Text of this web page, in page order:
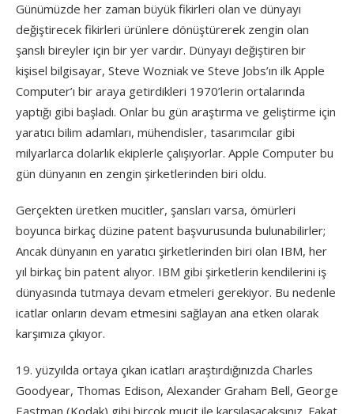
Günümüzde her zaman büyük fikirleri olan ve dünyayı
değiştirecek fikirleri ürünlere dönüştürerek zengin olan
şanslı bireyler için bir yer vardır. Dünyayı değiştiren bir
kişisel bilgisayar, Steve Wozniak ve Steve Jobs’ın ilk Apple
Computer’ı bir araya getirdikleri 1970’lerin ortalarında
yaptığı gibi başladı. Onlar bu gün araştırma ve geliştirme için
yaratıcı bilim adamları, mühendisler, tasarımcılar gibi
milyarlarca dolarlık ekiplerle çalışıyorlar. Apple Computer bu
gün dünyanın en zengin şirketlerinden biri oldu.
Gerçekten üretken mucitler, şansları varsa, ömürleri
boyunca birkaç düzine patent başvurusunda bulunabilirler;
Ancak dünyanın en yaratıcı şirketlerinden biri olan IBM, her
yıl birkaç bin patent alıyor. IBM gibi şirketlerin kendilerini iş
dünyasında tutmaya devam etmeleri gerekiyor. Bu nedenle
icatlar onların devam etmesini sağlayan ana etken olarak
karşımıza çıkıyor.
19. yüzyılda ortaya çıkan icatları araştırdığınızda Charles
Goodyear, Thomas Edison, Alexander Graham Bell, George